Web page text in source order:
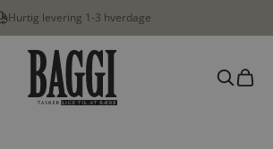
Hurtig levering 1-3 hverdage
BAGGI
Søg